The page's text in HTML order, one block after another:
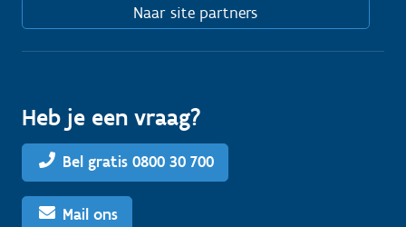
Naar site partners
Heb je een vraag?
Bel gratis 0800 30 700
Mail ons